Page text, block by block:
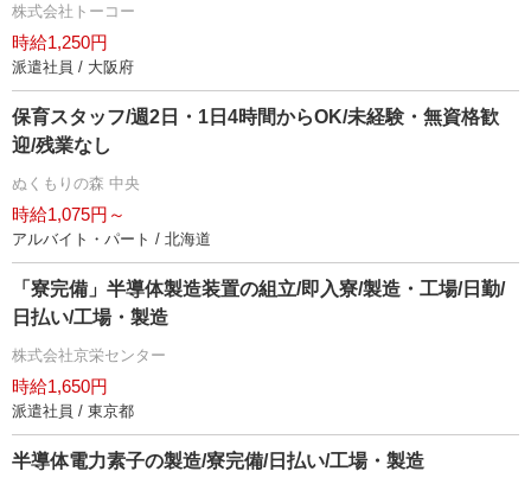
株式会社トーコー
時給1,250円
派遣社員 / 大阪府
保育スタッフ/週2日・1日4時間からOK/未経験・無資格歓
迎/残業なし
ぬくもりの森 中央
時給1,075円～
アルバイト・パート / 北海道
「寮完備」半導体製造装置の組立/即入寮/製造・工場/日勤/
日払い/工場・製造
株式会社京栄センター
時給1,650円
派遣社員 / 東京都
半導体電力素子の製造/寮完備/日払い/工場・製造